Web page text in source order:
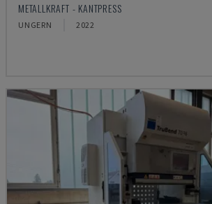
METALLKRAFT - KANTPRESS
UNGERN 2022